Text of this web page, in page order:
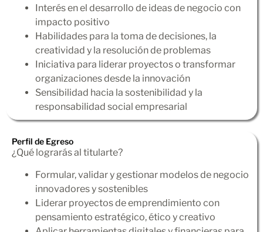
Interés en el desarrollo de ideas de negocio con
impacto positivo
Habilidades para la toma de decisiones, la
creatividad y la resolución de problemas
Iniciativa para liderar proyectos o transformar
organizaciones desde la innovación
Sensibilidad hacia la sostenibilidad y la
responsabilidad social empresarial
Perfil de Egreso
¿Qué lograrás al titularte?
Formular, validar y gestionar modelos de negocio
innovadores y sostenibles
Liderar proyectos de emprendimiento con
pensamiento estratégico, ético y creativo